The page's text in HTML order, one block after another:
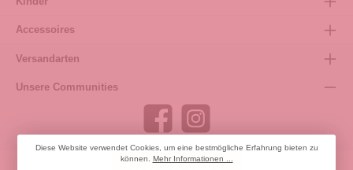
Accessoires
Versandarten
Unsere Communities
Diese Website verwendet Cookies, um eine bestmögliche Erfahrung bieten zu
können. Mehr Informationen ...